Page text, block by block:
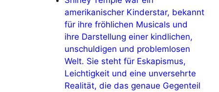
amerikanischer Kinderstar, bekannt
für ihre fröhlichen Musicals und
ihre Darstellung einer kindlichen,
unschuldigen und problemlosen
Welt. Sie steht für Eskapismus,
Leichtigkeit und eine unversehrte
Realität, die das genaue Gegenteil